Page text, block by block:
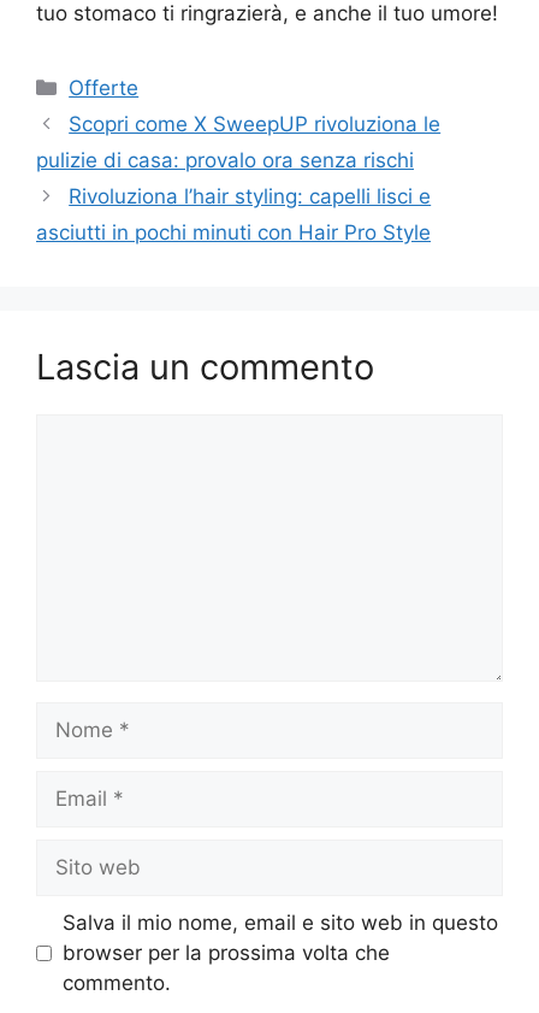
tuo stomaco ti ringrazierà, e anche il tuo umore!
Categorie
Offerte
Scopri come X SweepUP rivoluziona le
pulizie di casa: provalo ora senza rischi
Rivoluziona l’hair styling: capelli lisci e
asciutti in pochi minuti con Hair Pro Style
Lascia un commento
Nome
Email
Sito
web
Salva il mio nome, email e sito web in questo
browser per la prossima volta che
commento.